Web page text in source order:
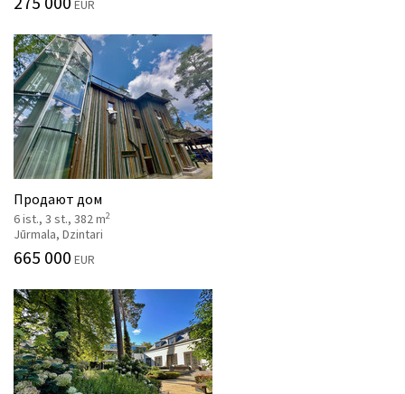
EUR
Продают дом
6 ist., 3 st., 382 m2
Jūrmala, Dzintari
665 000 EUR